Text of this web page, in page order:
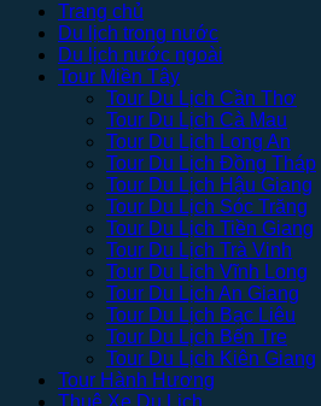
Trang chủ
Du lịch trong nước
Du lịch nước ngoài
Tour Miền Tây
Tour Du Lịch Cần Thơ
Tour Du Lịch Cà Mau
Tour Du Lịch Long An
Tour Du Lịch Đồng Tháp
Tour Du Lịch Hậu Giang
Tour Du Lịch Sóc Trăng
Tour Du Lịch Tiền Giang
Tour Du Lịch Trà Vinh
Tour Du Lịch Vĩnh Long
Tour Du Lịch An Giang
Tour Du Lịch Bạc Liêu
Tour Du Lịch Bến Tre
Tour Du Lịch Kiên Giang
Tour Hành Hương